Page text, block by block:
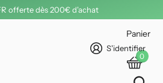
offerte dès 200€ d'achat
S'identifier
Panier
0